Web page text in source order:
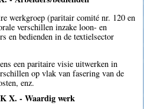
werkgroep (paritair comité nr. 120 en
verschillen inzake loon- en
en bedienden in de textielsector
een paritaire visie uitwerken in
op vlak van fasering van de
enz.
X. - Waardig werk